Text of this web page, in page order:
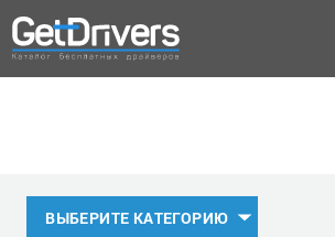
ВЫБЕРИТЕ КАТЕГОРИЮ